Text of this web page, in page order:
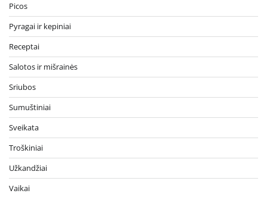
Picos
Pyragai ir kepiniai
Receptai
Salotos ir mišrainės
Sriubos
Sumuštiniai
Sveikata
Troškiniai
Užkandžiai
Vaikai